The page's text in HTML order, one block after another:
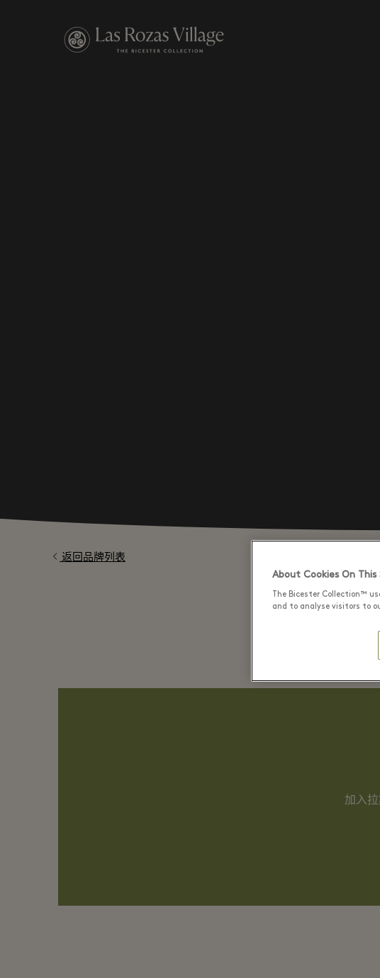
返回品牌列表
加入
About Cookies On This
The Bicester Collection™
and to analyse visitors to